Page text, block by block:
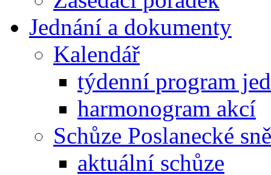
Jednání a dokumenty
Kalendář
týdenní program
harmonogram akcí
Schůze Poslanecké
aktuální schůze